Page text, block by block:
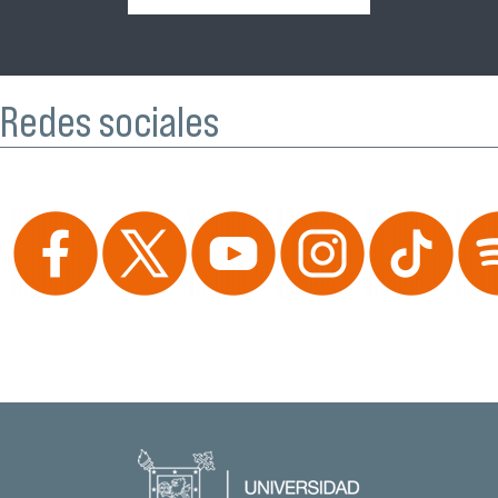
Redes sociales